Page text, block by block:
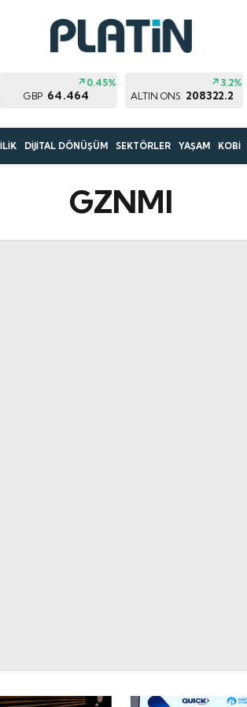
GBP 64.464
0.45%
ALTIN ONS 208322.2
3.2%
DİJİTAL DÖNÜŞÜM SEKTÖRLER YAŞAM KOBİ
GZNMI